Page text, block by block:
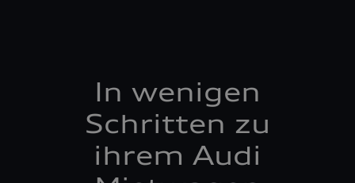
In wenigen
Schritten zu
ihrem Audi